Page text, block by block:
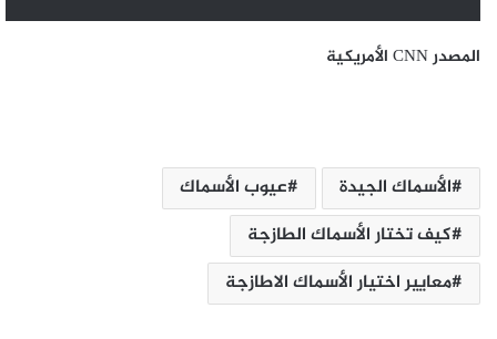
المصدر CNN الأمريكية
الأسماك الجيدة
عيوب الأسماك
كيف تختار الأسماك الطازجة
معايير اختيار الأسماك الاطازجة